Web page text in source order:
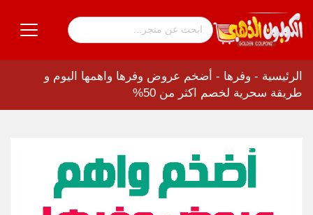
الرئيسية - وفرها - أضخم عروض وفرها واهمها اليوم و
طريقة سحرية لخصم اكثر من 50%